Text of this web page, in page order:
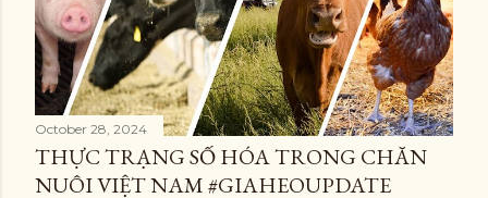
October 28, 2024
THỰC TRẠNG SỐ HÓA TRONG CHĂN
NUÔI VIỆT NAM #GIAHEOUPDATE